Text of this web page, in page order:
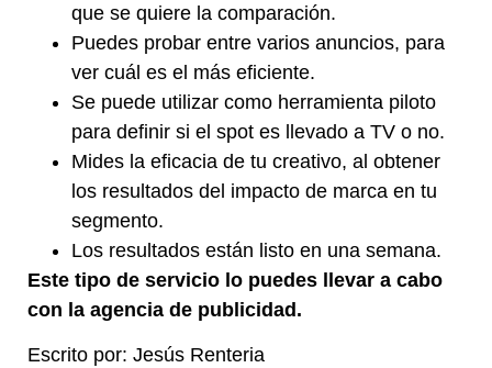
que se quiere la comparación.
Puedes probar entre varios anuncios, para
ver cuál es el más eficiente.
Se puede utilizar como herramienta piloto
para definir si el spot es llevado a TV o no.
Mides la eficacia de tu creativo, al obtener
los resultados del impacto de marca en tu
segmento.
Los resultados están listo en una semana.
Este tipo de servicio lo puedes llevar a cabo
con la agencia de publicidad.
Escrito por: Jesús Renteria